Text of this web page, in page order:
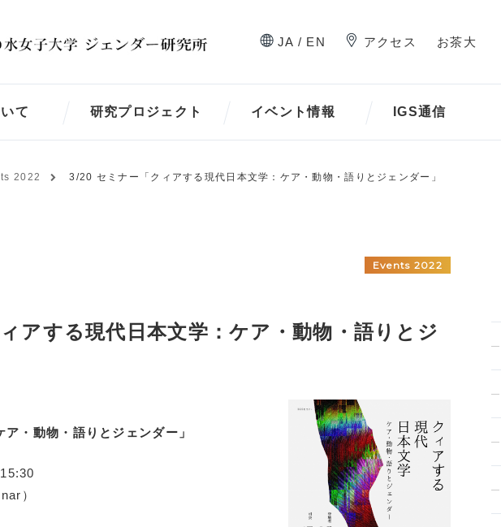
JA / EN アクセス お茶大
て 研究プロジェクト イベント情報 IGS通信
2022 3/20 セミナー「クィアする現代日本文学：ケア・動物・語りとジェンダー」
Events 2022
アする現代日本文学：ケア・動物・語りとジ
・動物・語りとジェンダー」
）